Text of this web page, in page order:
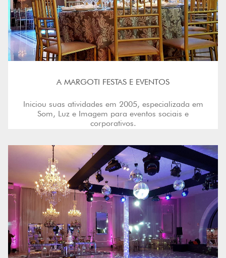
A MARGOTI FESTAS E EVENTOS
Iniciou suas atividades em 2005, especializada em
Som, Luz e Imagem para eventos sociais e
corporativos.